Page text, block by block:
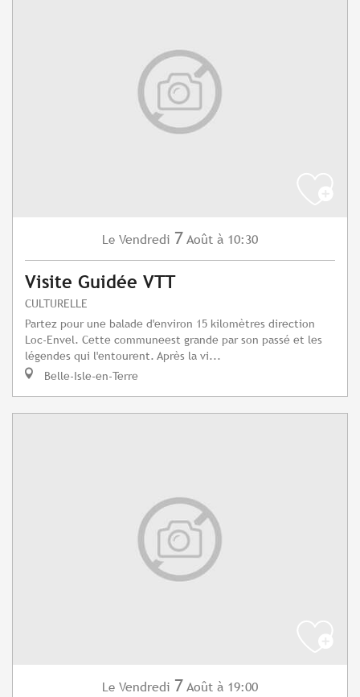
Le Vendredi 7 Août à 10:30
Visite Guidée VTT
CULTURELLE
Partez pour une balade d'environ 15 kilomètres direction
Loc-Envel. Cette communeest grande par son passé et les
légendes qui l'entourent. Après la vi...
Belle-Isle-en-Terre
Le Vendredi 7 Août à 19:00